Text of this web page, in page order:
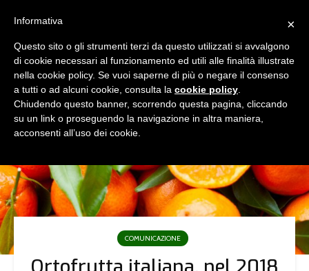
COMUNICAZIONE
×
Informativa
Questo sito o gli strumenti terzi da questo utilizzati si avvalgono
di cookie necessari al funzionamento ed utili alle finalità illustrate
nella cookie policy. Se vuoi saperne di più o negare il consenso
a tutti o ad alcuni cookie, consulta la cookie policy
Chiudendo questo banner, scorrendo questa pagina, cliccando
su un link o proseguendo la navigazione in altra maniera,
acconsenti all’uso dei cookie.